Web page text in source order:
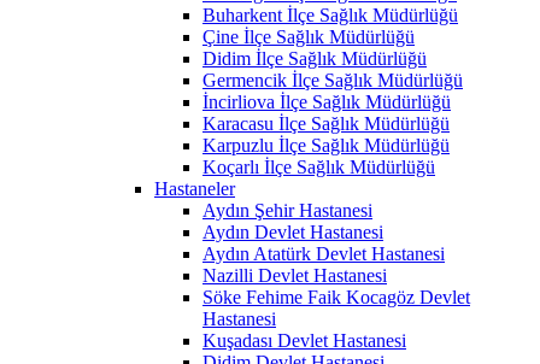
Buharkent İlçe Sağlık Müdürlüğü
Çine İlçe Sağlık Müdürlüğü
Didim İlçe Sağlık Müdürlüğü
Germencik İlçe Sağlık Müdürlüğü
İncirliova İlçe Sağlık Müdürlüğü
Karacasu İlçe Sağlık Müdürlüğü
Karpuzlu İlçe Sağlık Müdürlüğü
Koçarlı İlçe Sağlık Müdürlüğü
Hastaneler
Aydın Şehir Hastanesi
Aydın Devlet Hastanesi
Aydın Atatürk Devlet Hastanesi
Nazilli Devlet Hastanesi
Söke Fehime Faik Kocagöz Devlet
Hastanesi
Kuşadası Devlet Hastanesi